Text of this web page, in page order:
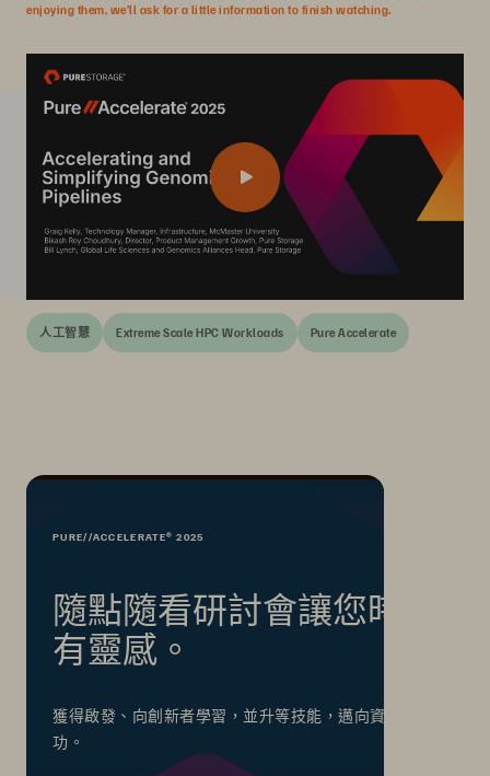
enjoying them, we’ll ask for a little information to finish watching.
人工智慧 Extreme Scale HPC Workloads Pure Accelerate
PURE//ACCELERATE® 2025
隨點隨看研討會讓您時時
有靈感。
獲得啟發、向創新者學習，並升等技能，邁向資料成
功。